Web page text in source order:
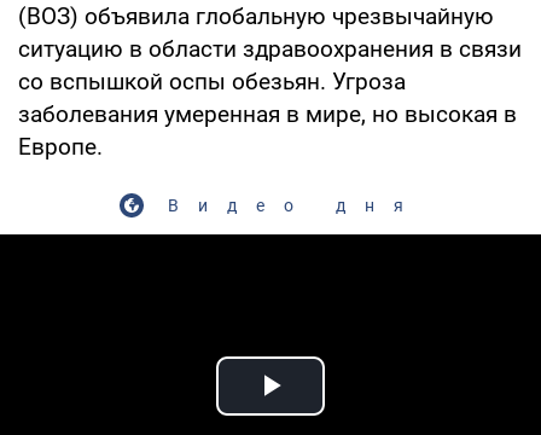
(ВОЗ) объявила глобальную чрезвычайную
ситуацию в области здравоохранения в связи
со вспышкой оспы обезьян. Угроза
заболевания умеренная в мире, но высокая в
Европе.
Видео дня
Play Video